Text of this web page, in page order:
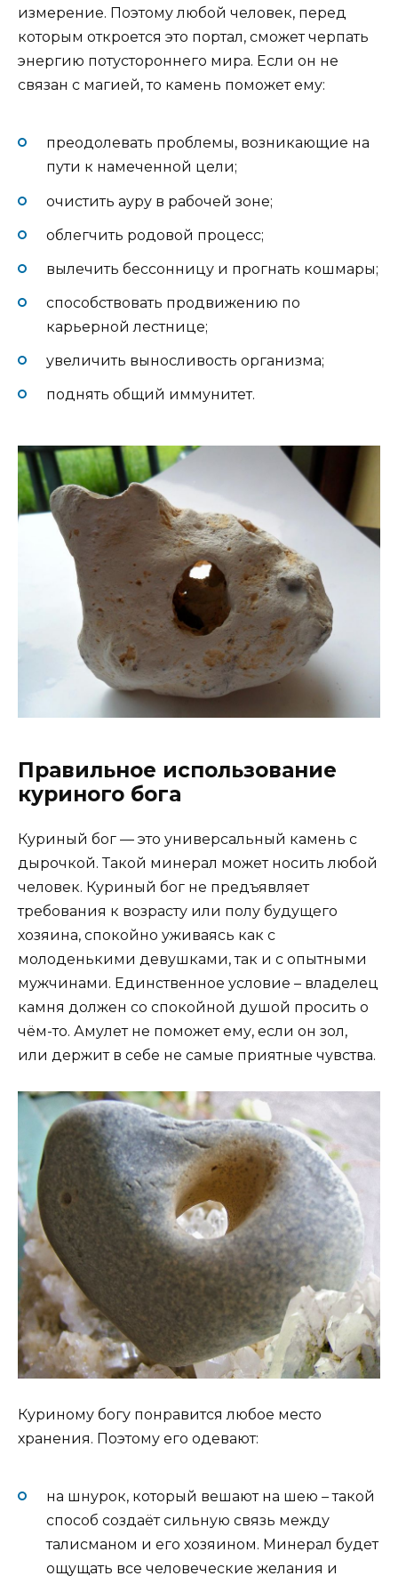
измерение. Поэтому любой человек, перед
которым откроется это портал, сможет черпать
энергию потустороннего мира. Если он не
связан с магией, то камень поможет ему:
преодолевать проблемы, возникающие на
пути к намеченной цели;
очистить ауру в рабочей зоне;
облегчить родовой процесс;
вылечить бессонницу и прогнать кошмары;
способствовать продвижению по
карьерной лестнице;
увеличить выносливость организма;
поднять общий иммунитет.
Правильное использование
куриного бога
Куриный бог — это универсальный камень с
дырочкой. Такой минерал может носить любой
человек. Куриный бог не предъявляет
требования к возрасту или полу будущего
хозяина, спокойно уживаясь как с
молоденькими девушками, так и с опытными
мужчинами. Единственное условие – владелец
камня должен со спокойной душой просить о
чём-то. Амулет не поможет ему, если он зол,
или держит в себе не самые приятные чувства.
Куриному богу понравится любое место
хранения. Поэтому его одевают:
на шнурок, который вешают на шею – такой
способ создаёт сильную связь между
талисманом и его хозяином. Минерал будет
ощущать все человеческие желания и